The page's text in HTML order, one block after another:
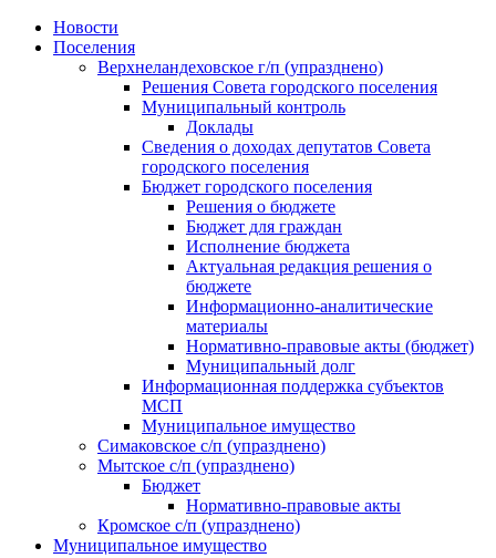
Skip
Новости
Поселения
Верхнеландеховское г/п (упразднено)
Решения Совета городского поселения
Муниципальный контроль
Доклады
Сведения о доходах депутатов Совета
городского поселения
Бюджет городского поселения
Решения о бюджете
Бюджет для граждан
Исполнение бюджета
Актуальная редакция решения о
бюджете
Информационно-аналитические
материалы
Нормативно-правовые акты (бюджет)
Муниципальный долг
Информационная поддержка субъектов
МСП
Муниципальное имущество
Симаковское с/п (упразднено)
Мытское с/п (упразднено)
Бюджет
Нормативно-правовые акты
Кромское с/п (упразднено)
Муниципальное имущество